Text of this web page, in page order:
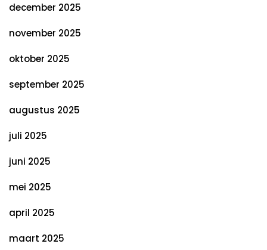
december 2025
november 2025
oktober 2025
september 2025
augustus 2025
juli 2025
juni 2025
mei 2025
april 2025
maart 2025